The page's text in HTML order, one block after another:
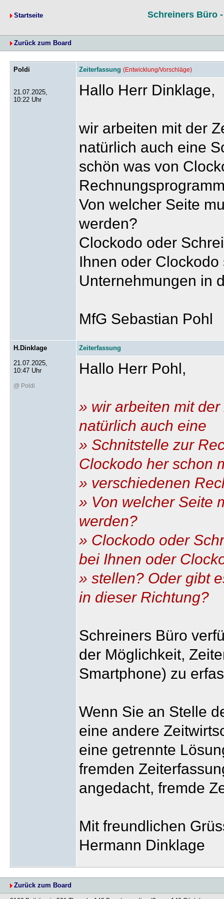
Startseite Schreiners Büro
Zurück zum Board
Poldi
21.07.2025,
10:22 Uhr
Zeiterfassung (Entwicklung/Vorschläge)
Hallo Herr Dinklage,
wir arbeiten mit der
natürlich auch eine
schön was von
Von welcher Seite
werden?
Clockodo oder
Ihnen oder
Unternehmungen in
MfG Sebastian Pohl
H.Dinklage
21.07.2025,
10:47 Uhr
@ Poldi
Zeiterfassung
Hallo Herr Pohl,
» wir arbeiten mit
natürlich auch eine
» Schnitstelle zur
Clockodo her schon
» verschiedenen
» Von welcher Seite
werden?
» Clockodo oder
bei Ihnen oder
» stellen? Oder gibt
in dieser Richtung?
Schreiners Büro
der Möglichkeit,
Smartphone) zu
Wenn Sie an Stelle
eine andere
eine getrennte
fremden
angedacht, fremde
Mit freundlichen
Hermann Dinklage
Zurück zum Board